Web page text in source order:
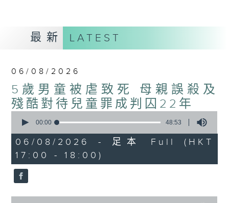
香港電台公共事務組
讚好Like「
RTHK 香港電台公共事務組
Facebook專頁
最新 LATEST
06/08/2026
5歲男童被虐致死 母親誤殺及
殘酷對待兒童罪成判囚22年
seconds
48
minutes,
53
seconds
00:00 48:53
06/08/2026 - 足本 Full (HKT
17:00 - 18:00)